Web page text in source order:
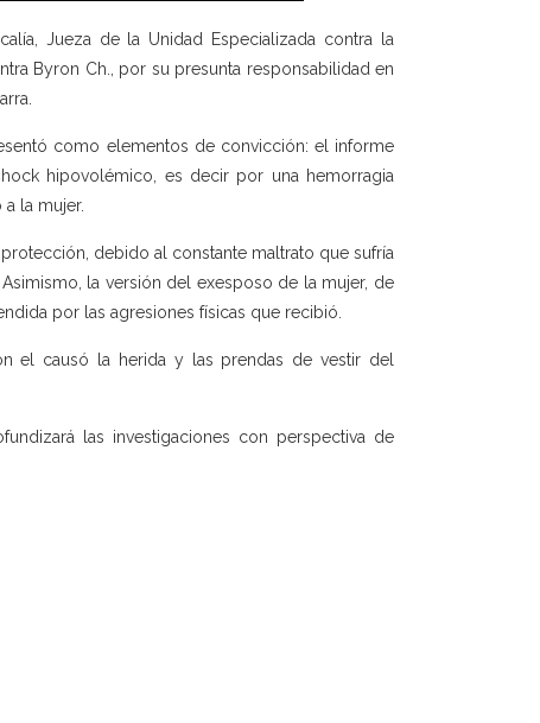
Jueza de la Unidad Especializada contra la
Byron Ch., por su presunta responsabilidad en
como elementos de convicción: el informe
hipovolémico, es decir por una hemorragia
la mujer.
debido al constante maltrato que sufría
la versión del exesposo de la mujer, de
por las agresiones físicas que recibió.
el causó la herida y las prendas de vestir del
las investigaciones con perspectiva de